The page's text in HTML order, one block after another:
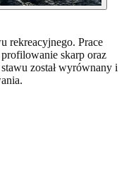
rekreacyjnego. Prace
skarp oraz
został wyrównany i